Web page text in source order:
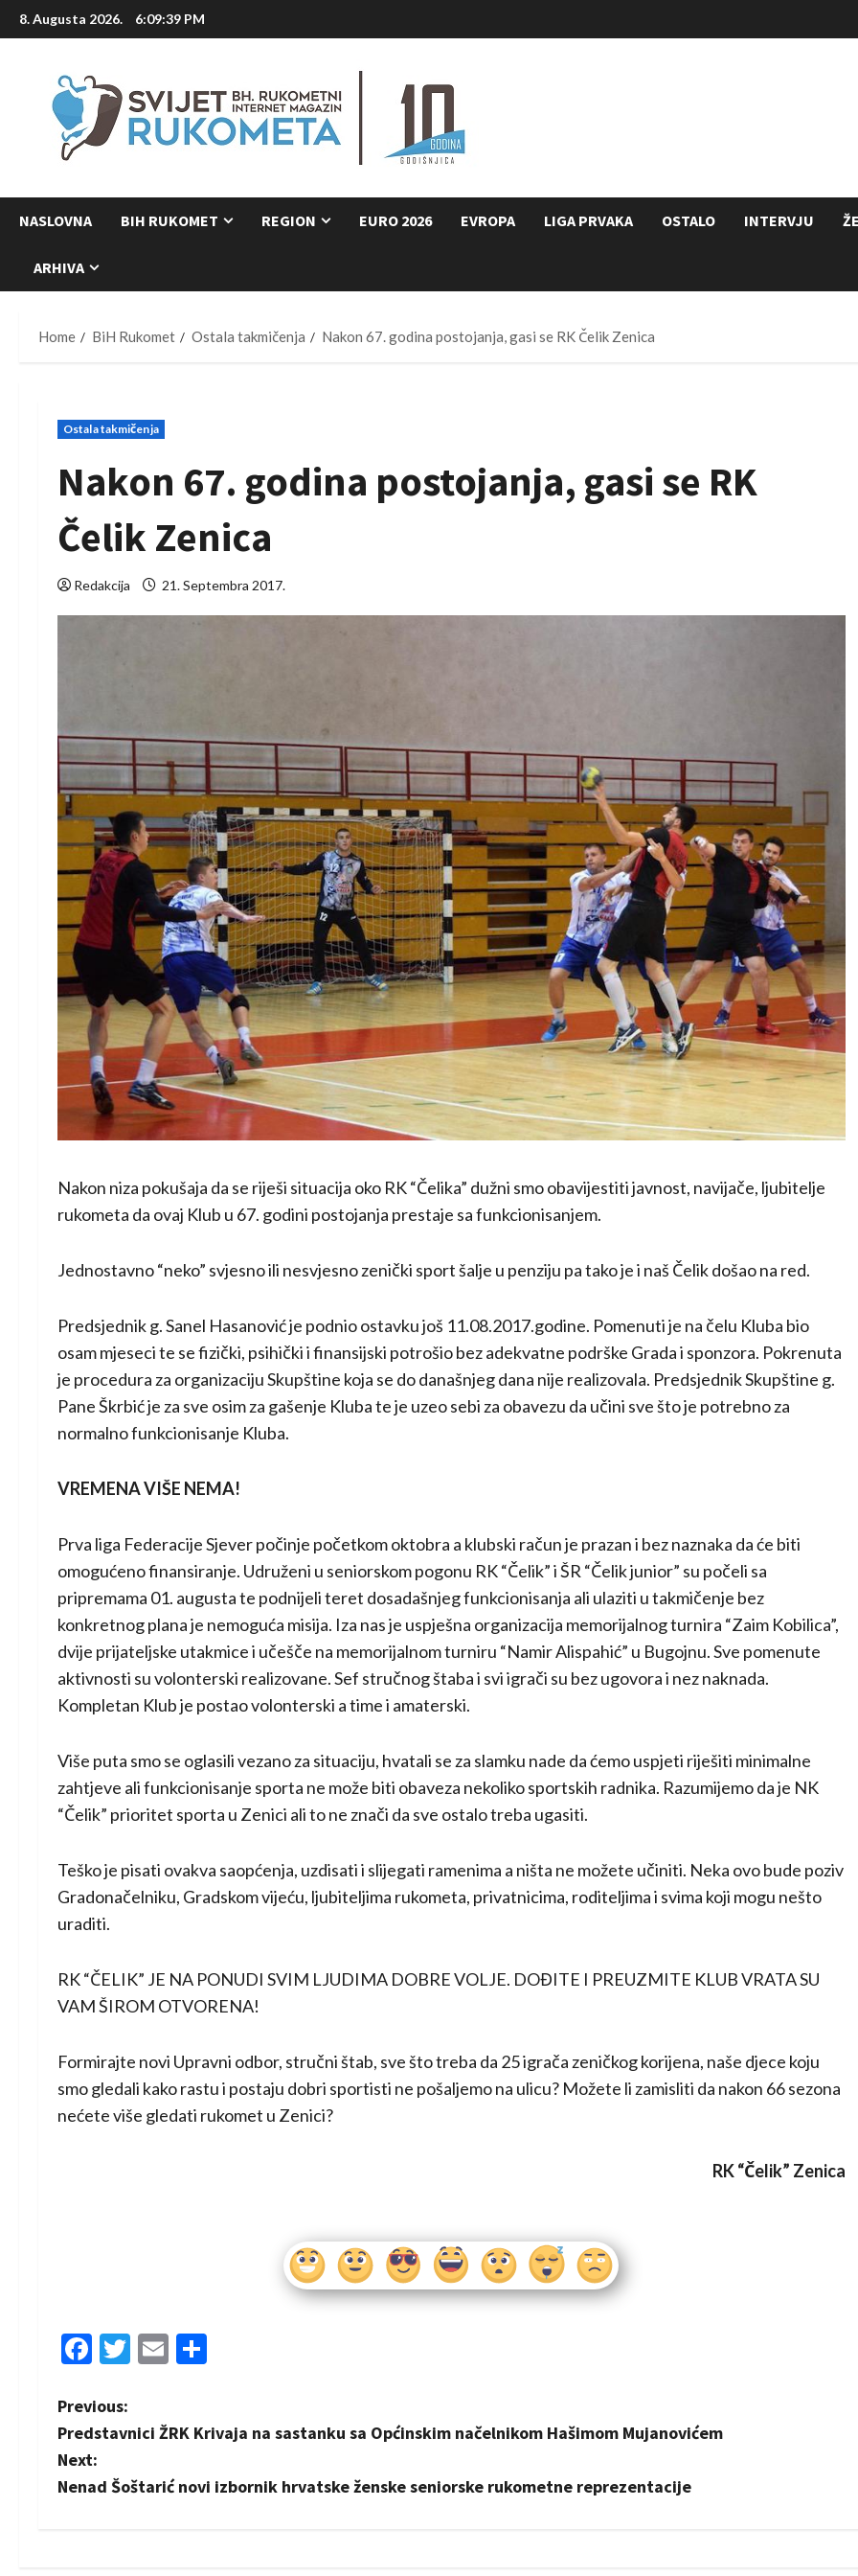
Skip
to
8. Augusta 2026. 6:09:40 PM
NASLOVNA BIH RUKOMET REGION EURO 2026 EVROPA LIGA PRVAKA OSTALO INTERVJU
ARHIVA
Home BiH Rukomet Ostala takmičenja Nakon 67. godina postojanja, gasi se RK Čelik Zenica
Ostala takmičenja
Nakon 67. godina postojanja, gasi se RK
Čelik Zenica
Redakcija 21. Septembra 2017.
Nakon niza pokušaja da se riješi situacija oko RK “Čelika” dužni smo obavijestiti javnost, navijače, ljubitelje
rukometa da ovaj Klub u 67. godini postojanja prestaje sa funkcionisanjem.
Jednostavno “neko” svjesno ili nesvjesno zenički sport šalje u penziju pa tako je i naš Čelik došao na red.
Predsjednik g. Sanel Hasanović je podnio ostavku još 11.08.2017.godine. Pomenuti je na čelu Kluba bio
osam mjeseci te se fizički, psihički i finansijski potrošio bez adekvatne podrške Grada i sponzora. Pokrenuta
je procedura za organizaciju Skupštine koja se do današnjeg dana nije realizovala. Predsjednik Skupštine g.
Pane Škrbić je za sve osim za gašenje Kluba te je uzeo sebi za obavezu da učini sve što je potrebno za
normalno funkcionisanje Kluba.
VREMENA VIŠE NEMA!
Prva liga Federacije Sjever počinje početkom oktobra a klubski račun je prazan i bez naznaka da će biti
omogućeno finansiranje. Udruženi u seniorskom pogonu RK “Čelik” i ŠR “Čelik junior” su počeli sa
pripremama 01. augusta te podnijeli teret dosadašnjeg funkcionisanja ali ulaziti u takmičenje bez
konkretnog plana je nemoguća misija. Iza nas je uspješna organizacija memorijalnog turnira “Zaim Kobilica”,
dvije prijateljske utakmice i učešče na memorijalnom turniru “Namir Alispahić” u Bugojnu. Sve pomenute
aktivnosti su volonterski realizovane. Sef stručnog štaba i svi igrači su bez ugovora i nez naknada.
Kompletan Klub je postao volonterski a time i amaterski.
Više puta smo se oglasili vezano za situaciju, hvatali se za slamku nade da ćemo uspjeti riješiti minimalne
zahtjeve ali funkcionisanje sporta ne može biti obaveza nekoliko sportskih radnika. Razumijemo da je NK
“Čelik” prioritet sporta u Zenici ali to ne znači da sve ostalo treba ugasiti.
Teško je pisati ovakva saopćenja, uzdisati i slijegati ramenima a ništa ne možete učiniti. Neka ovo bude poziv
Gradonačelniku, Gradskom vijeću, ljubiteljima rukometa, privatnicima, roditeljima i svima koji mogu nešto
uraditi.
RK “ČELIK” JE NA PONUDI SVIM LJUDIMA DOBRE VOLJE. DOĐITE I PREUZMITE KLUB VRATA SU
VAM ŠIROM OTVORENA!
Formirajte novi Upravni odbor, stručni štab, sve što treba da 25 igrača zeničkog korijena, naše djece koju
smo gledali kako rastu i postaju dobri sportisti ne pošaljemo na ulicu? Možete li zamisliti da nakon 66 sezona
nećete više gledati rukomet u Zenici?
RK “Čelik” Zenica
Facebook
Twitter
Email
P
o
s
Previous:
Predstavnici ŽRK Krivaja na sastanku sa Općinskim načelnikom Hašimom Mujanovićem
Next:
Nenad Šoštarić novi izbornik hrvatske ženske seniorske rukometne reprezentacije